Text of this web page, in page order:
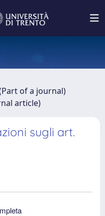
of a journal)
article)
sugli art.